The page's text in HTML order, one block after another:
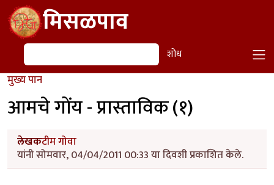
Skip to main contentमिसळपाव
शोध शोध
मुख्य पान
आमचे गोंय - प्रास्ताविक (१)
लेखकटीम गोवा
यांनी सोमवार, 04/04/2011 00:33 या दिवशी प्रकाशित केले.